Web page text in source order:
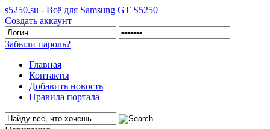
s5250.su - Всё для Samsung GT S5250
Создать аккаунт
Забыли пароль?
Главная
Контакты
Добавить новость
Правила портала